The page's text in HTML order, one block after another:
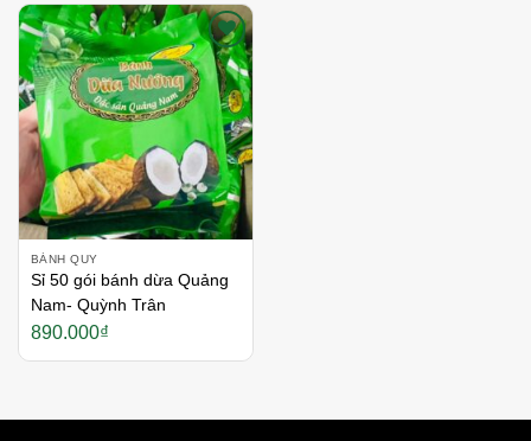
Thích
BÁNH QUY
Sỉ 50 gói bánh dừa Quảng
Nam- Quỳnh Trân
890.000₫